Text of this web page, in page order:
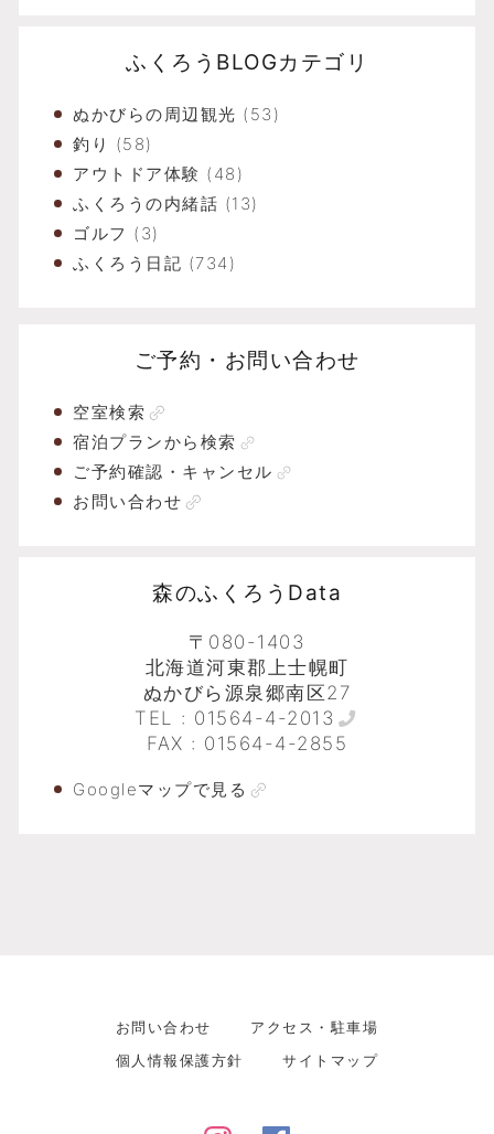
ふくろうBLOGカテゴリ
ぬかびらの周辺観光 (53)
釣り (58)
アウトドア体験 (48)
ふくろうの内緒話 (13)
ゴルフ (3)
ふくろう日記 (734)
ご予約・お問い合わせ
空室検索
宿泊プランから検索
ご予約確認・キャンセル
お問い合わせ
森のふくろうData
〒080-1403
北海道河東郡上士幌町
ぬかびら源泉郷南区27
TEL : 01564-4-2013
FAX : 01564-4-2855
Googleマップで見る
お問い合わせ
アクセス・駐車場
個人情報保護方針
サイトマップ